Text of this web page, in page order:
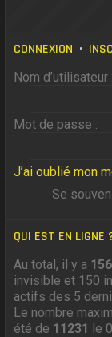
CONNEXION •
Nom d’utilisateur :
Mot de passe :
J’ai oublié mon
Se
QUI EST EN LIGNE
Au total, il y a 156
invisible et 150
actifs des 5
Le nombre
été de 11231 le